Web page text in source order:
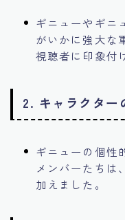
ギニューやギニ
がいかに強大な
視聴者に印象付
2. キャラクター
ギニューの個性
メンバーたちは
加えました。